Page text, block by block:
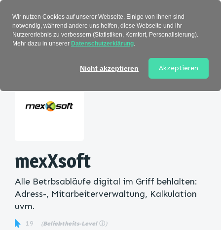
mexXsoft
Alle Betrbsabläufe digital im Griff behlalten:
Adress-, Mitarbeiterverwaltung, Kalkulation
uvm.
19 (Beliebtheits-Level ⓘ )
Wir nutzen Cookies auf unserer Webseite. Einige von ihnen sind
notwendig, während andere uns helfen, diese Webseite und ihr
Nutzererlebnis zu verbessern (Statistiken, Komfort, Personalisierung).
Mehr dazu in unserer Datenschutzerklärung.
Nicht akzeptieren Akzeptieren